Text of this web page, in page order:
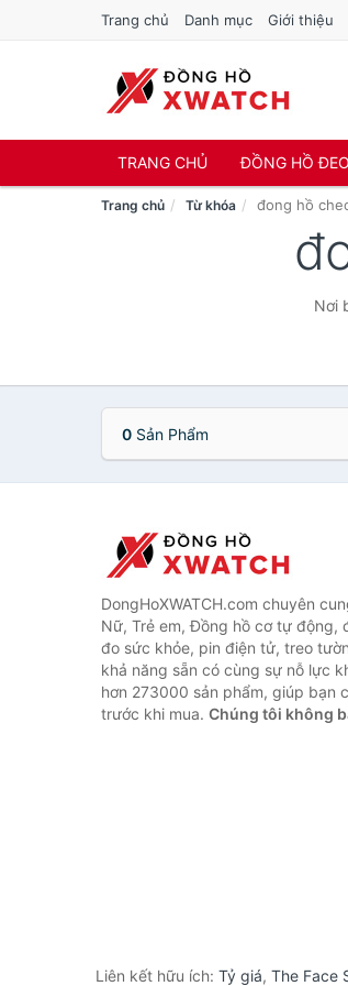
Trang chủ Danh mục Giới thiệu
TRANG CHỦ ĐỒNG HỒ
Trang chủ Từ khóa đong hồ
Nơi
0 Sản Phẩm
DongHoXWATCH.com chuyên
Nữ, Trẻ em, Đồng hồ cơ tự động,
đo sức khỏe, pin điện tử, treo
khả năng sẵn có cùng sự nỗ lực
hơn 273000 sản phẩm, giúp bạn
trước khi mua. Chúng tôi không
Liên kết hữu ích: Tỷ giá, The Face